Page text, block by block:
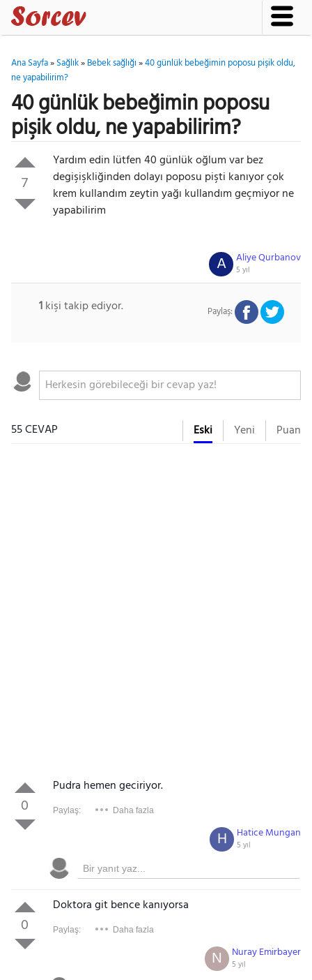
Ana Sayfa»Sağlık»Bebek sağlığı»40 günlük bebeğimin poposu pişik oldu,
ne yapabilirim?
40 günlük bebeğimin poposu
pişik oldu, ne yapabilirim?
7
Yardım edin lütfen 40 günlük oğlum var bez
degişişkliğinden dolayı poposu pişti kanıyor çok
krem kullandım zeytin yağı kullandım geçmiyor ne
yapabilirim
Aliye Qurbanov
5 yıl
A
1kişi takip ediyor. Paylaş:
55 CEVAP Eski Yeni Puan
0
Pudra hemen geciriyor.
Paylaş: Daha fazla
Hatice Mungan
5 yıl
H
0
Doktora git bence kanıyorsa
Paylaş: Daha fazla
Nuray Emirbayer
5 yıl
N